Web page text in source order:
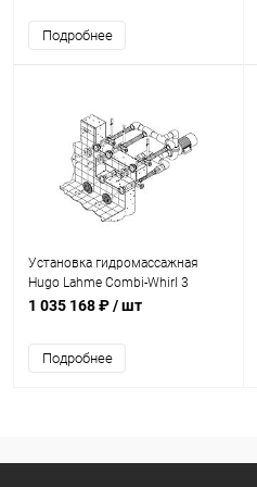
Подробнее
Установка гидромассажная
Hugo Lahme Combi-Whirl 3
(8650020)
1 035 168 ₽/ шт
Подробнее